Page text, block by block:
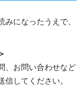
になったうえで、
、お問い合わせなど
信してください。